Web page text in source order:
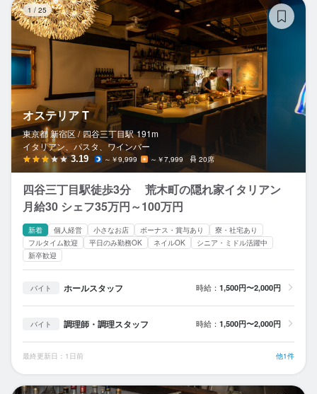
1 / 25
オステリア T
東京都 新宿区 / 四谷三丁目駅 191m
イタリアン、パスタ、ワインバー
3.19 ～￥9,999 ～￥7,999 20席
四谷三丁目駅徒歩3分 荒木町の隠れ家イタリアン
月給30 シェフ35万円～100万円
新着 個人経営 小さなお店 ボーナス・賞与あり
寮・社宅あり
フルタイム歓迎
平日のみ勤務OK ネイルOK
シニア・ミドル活躍中
新卒歓迎
バイト ホールスタッフ 時給： 1,500円〜2,000円
バイト 調理師・調理スタッフ 時給： 1,500円〜2,000円
最終更新日：1日前 他1件